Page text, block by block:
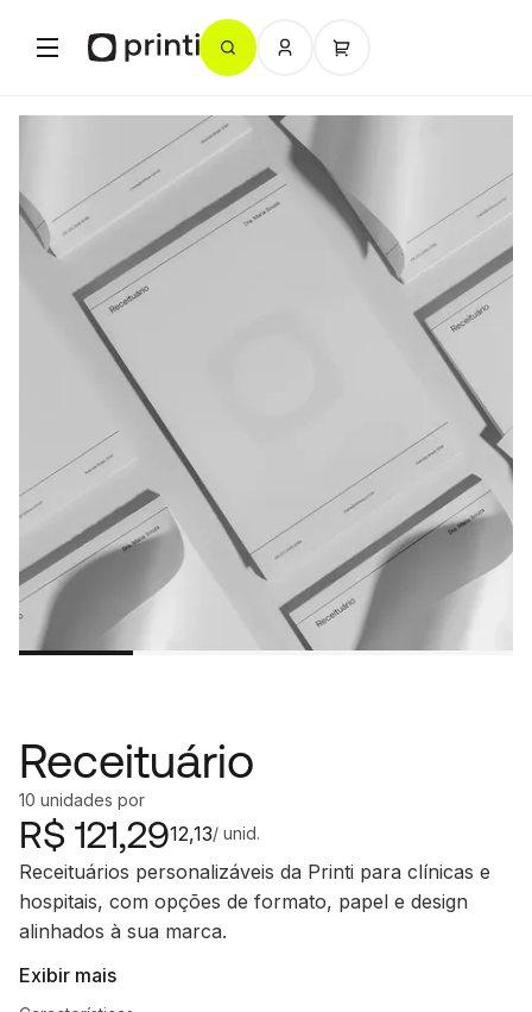
Receituário
10 unidades por
R$ 121,29 / unid.
12,13
Receituários personalizáveis da Printi para clínicas e
hospitais, com opções de formato, papel e design
alinhados à sua marca.
Exibir mais